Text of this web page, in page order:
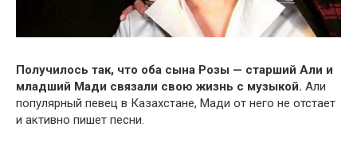
Получилось так, что оба сына Розы — старший Али и
младший Мади связали свою жизнь с музыкой. Али
популярный певец в Казахстане, Мади от него не отстает
и активно пишет песни.